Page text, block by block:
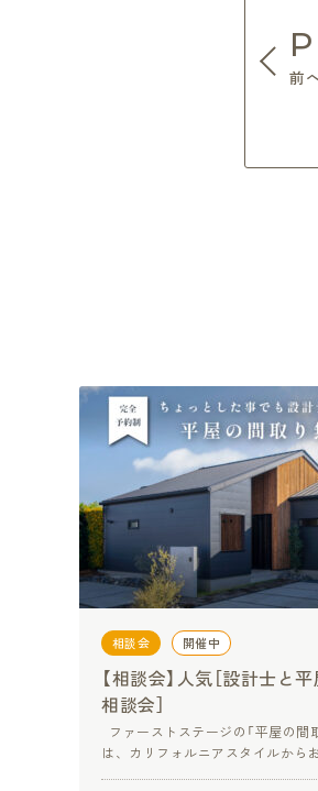
前
相談会 開催中
【相談会】人気［設計士と
相談会］
ファーストステージの「平屋の間
は、カリフォルニアスタイルから